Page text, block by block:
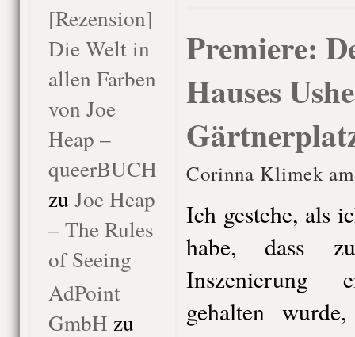
[Rezension]
Die Welt in
allen Farben
von Joe
Heap –
queerBUCH
zu Joe Heap
– The Rules
of Seeing
AdPoint
GmbH zu
Premiere:
Hauses
Corinna Klimek
Ich gestehe, als
habe, dass
Inszenierung
gehalten